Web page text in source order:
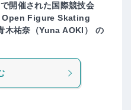
開催された国際競技会
Open Figure Skating
木祐奈（Yuna AOKI） の